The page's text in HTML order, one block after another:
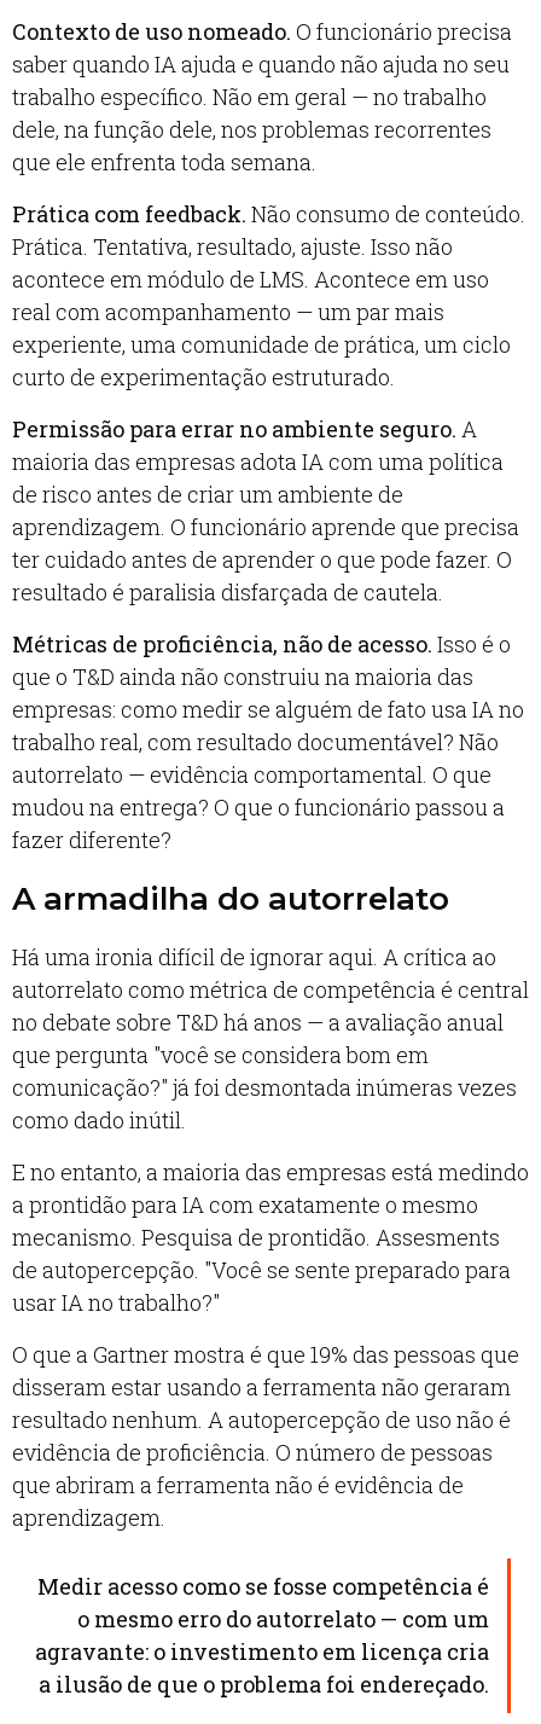
Contexto de uso nomeado. O funcionário precisa
saber quando IA ajuda e quando não ajuda no seu
trabalho específico. Não em geral — no trabalho
dele, na função dele, nos problemas recorrentes
que ele enfrenta toda semana.
Prática com feedback. Não consumo de conteúdo.
Prática. Tentativa, resultado, ajuste. Isso não
acontece em módulo de LMS. Acontece em uso
real com acompanhamento — um par mais
experiente, uma comunidade de prática, um ciclo
curto de experimentação estruturado.
Permissão para errar no ambiente seguro. A
maioria das empresas adota IA com uma política
de risco antes de criar um ambiente de
aprendizagem. O funcionário aprende que precisa
ter cuidado antes de aprender o que pode fazer. O
resultado é paralisia disfarçada de cautela.
Métricas de proficiência, não de acesso. Isso é o
que o T&D ainda não construiu na maioria das
empresas: como medir se alguém de fato usa IA no
trabalho real, com resultado documentável? Não
autorrelato — evidência comportamental. O que
mudou na entrega? O que o funcionário passou a
fazer diferente?
A armadilha do autorrelato
Há uma ironia difícil de ignorar aqui. A crítica ao
autorrelato como métrica de competência é central
no debate sobre T&D há anos — a avaliação anual
que pergunta "você se considera bom em
comunicação?" já foi desmontada inúmeras vezes
como dado inútil.
E no entanto, a maioria das empresas está medindo
a prontidão para IA com exatamente o mesmo
mecanismo. Pesquisa de prontidão. Assesments
de autopercepção. "Você se sente preparado para
usar IA no trabalho?"
O que a Gartner mostra é que 19% das pessoas que
disseram estar usando a ferramenta não geraram
resultado nenhum. A autopercepção de uso não é
evidência de proficiência. O número de pessoas
que abriram a ferramenta não é evidência de
aprendizagem.
Medir acesso como se fosse competência é
o mesmo erro do autorrelato — com um
agravante: o investimento em licença cria
a ilusão de que o problema foi endereçado.